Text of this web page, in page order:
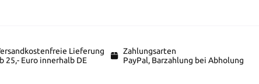
Lieferung
25,- Euro innerhalb DE
Zahlungsarten
PayPal, Barzahlung bei Abholung